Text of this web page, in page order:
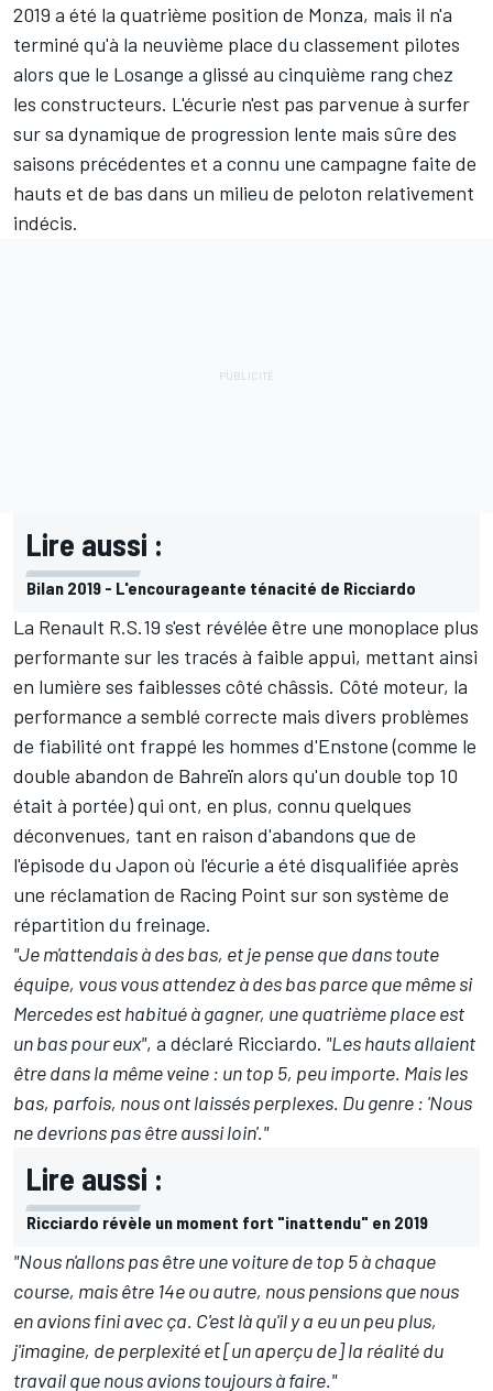
2019 a été la quatrième position de Monza, mais il n'a
terminé qu'à la neuvième place du classement pilotes
alors que le Losange a glissé au cinquième rang chez
les constructeurs. L'écurie n'est pas parvenue à surfer
sur sa dynamique de progression lente mais sûre des
saisons précédentes et a connu une campagne faite de
hauts et de bas dans un milieu de peloton relativement
indécis.
Lire aussi :
Bilan 2019 - L'encourageante ténacité de Ricciardo
La Renault R.S.19 s'est révélée être une monoplace plus
performante sur les tracés à faible appui, mettant ainsi
en lumière ses faiblesses côté châssis. Côté moteur, la
performance a semblé correcte mais divers problèmes
de fiabilité ont frappé les hommes d'Enstone (comme le
double abandon de Bahreïn alors qu'un double top 10
était à portée) qui ont, en plus, connu quelques
déconvenues, tant en raison d'abandons que de
l'épisode du Japon où l'écurie a été disqualifiée après
une réclamation de Racing Point sur son système de
répartition du freinage.
"Je m'attendais à des bas, et je pense que dans toute
équipe, vous vous attendez à des bas parce que même si
Mercedes est habitué à gagner, une quatrième place est
un bas pour eux", a déclaré Ricciardo. "Les hauts allaient
être dans la même veine : un top 5, peu importe. Mais les
bas, parfois, nous ont laissés perplexes. Du genre : 'Nous
ne devrions pas être aussi loin'."
Lire aussi :
Ricciardo révèle un moment fort "inattendu" en 2019
"Nous n'allons pas être une voiture de top 5 à chaque
course, mais être 14e ou autre, nous pensions que nous
en avions fini avec ça. C'est là qu'il y a eu un peu plus,
j'imagine, de perplexité et [un aperçu de] la réalité du
travail que nous avions toujours à faire."